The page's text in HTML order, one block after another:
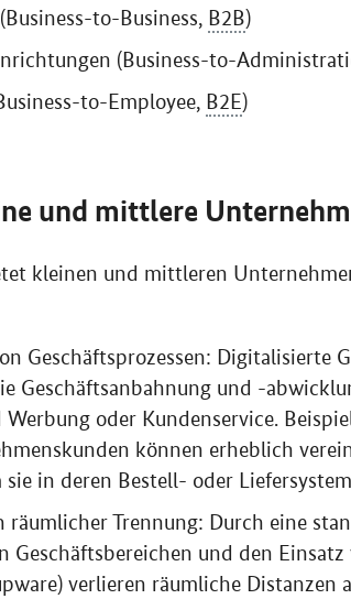
Business-to-Business, B2B)
(Business-to-
to-Employee, B2E)
und mittlere
kleinen und mittleren
Geschäftsprozessen: Digitalisierte
Geschäftsanbahnung und -
oder Kundenservice.
können erheblich
sie in deren Bestell- oder
räumlicher Trennung: Durch eine
Geschäftsbereichen und den
) verlieren räumliche Distanzen